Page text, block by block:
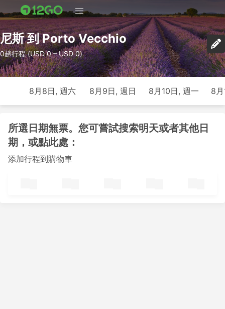
尼斯 到 Porto Vecchio
0趟行程 (USD 0 – USD 0)
8月8日, 週六 8月9日, 週日 8月10日, 週一 8
所選日期無票。您可嘗試搜索明天或者其他日
期，或點此處：
添加行程到購物車